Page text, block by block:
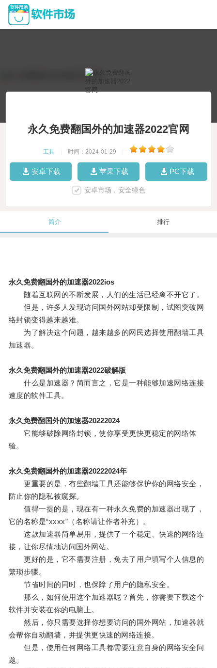
永久免费翻国外的加速器2022官网
工具 时间：2024-01-29
安卓下载 苹果下载 PC下载
安卓市场，安全绿色
简介 排行
永久免费翻国外的加速器2022ios
随着互联网的不断发展，人们的生活已经离不开它了。
但是，许多人发现访问国外网站却受限制，试图突破网
络封锁变得越来越难。
为了解决这个问题，越来越多的网民选择使用翻墙工具
加速器。
永久免费翻国外的加速器2022破解版
什么是加速器？简而言之，它是一种能够加速网络连接
速度的软件工具。
永久免费翻国外的加速器20222024
它能够破除网络封锁，使你享受更快更稳定的网络体
验。
永久免费翻国外的加速器20222024年
更重要的是，有些翻墙工具还能够保护你的网络安全，
防止你的隐私被窥探。
值得一提的是，现在有一种永久免费的加速器出现了，
它的名称是“xxxx”（名称请让作者补充）。
这款加速器简单易用，提供了一个稳定、快速的网络连
接，让你尽情地访问国外网站。
更好的是，它不需要注册，免去了用户填写个人信息的
繁琐步骤。
节省时间的同时，也保障了用户的隐私安全。
那么，如何使用这个加速器呢？首先，你需要下载这个
软件并安装在你的电脑上。
然后，你只需要选择你想要访问的国外网站，加速器就
会帮你自动翻墙，并提供更快速的网络连接。
但是，使用任何网络工具都需要注意自身的网络安全问
题。